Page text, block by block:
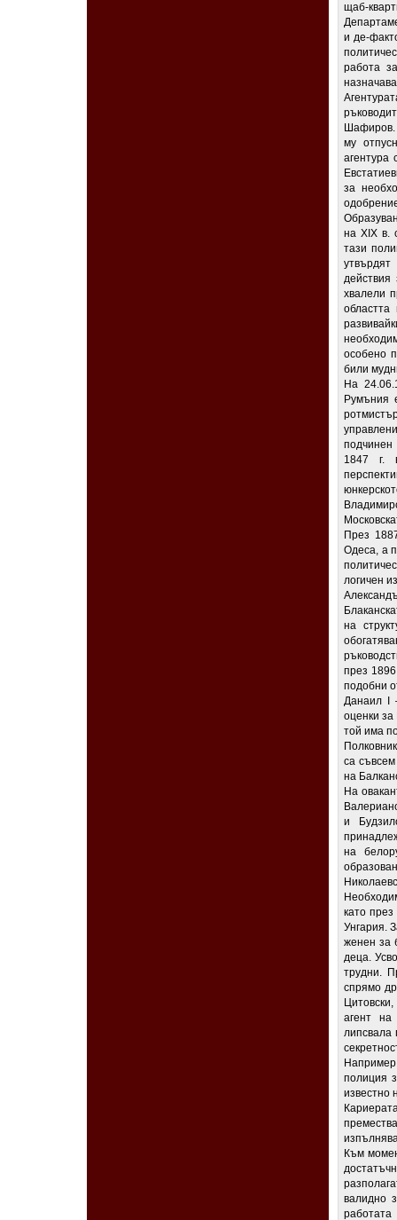
щаб-
и де-
работа
Шафиров.
му
агентура
за
на XIX в.
тази
действия
хвалели
особено
били
На
Румъния
1847 г.
През
Одеса, а
логичен
на
през
подобни
Данаил I
оценки за
той има
са
на
На
и
на
като
Унгария.
женен за
деца.
трудни.
спрямо
агент на
липсвала
полиция
известно
Към
валидно